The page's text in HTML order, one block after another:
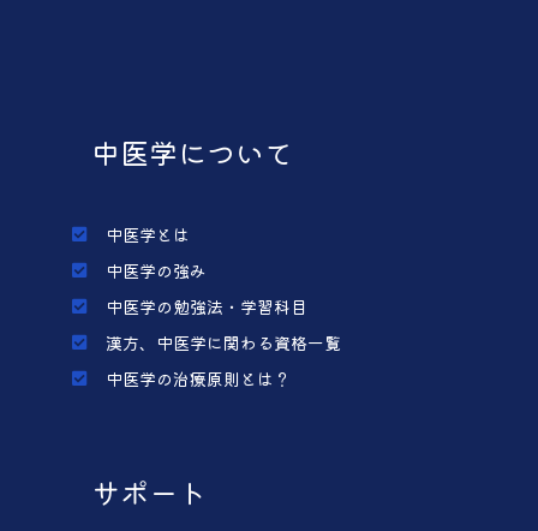
中医学について
中医学とは
中医学の強み
中医学の勉強法・学習科目
漢方、中医学に関わる資格一覧
中医学の治療原則とは？
サポート